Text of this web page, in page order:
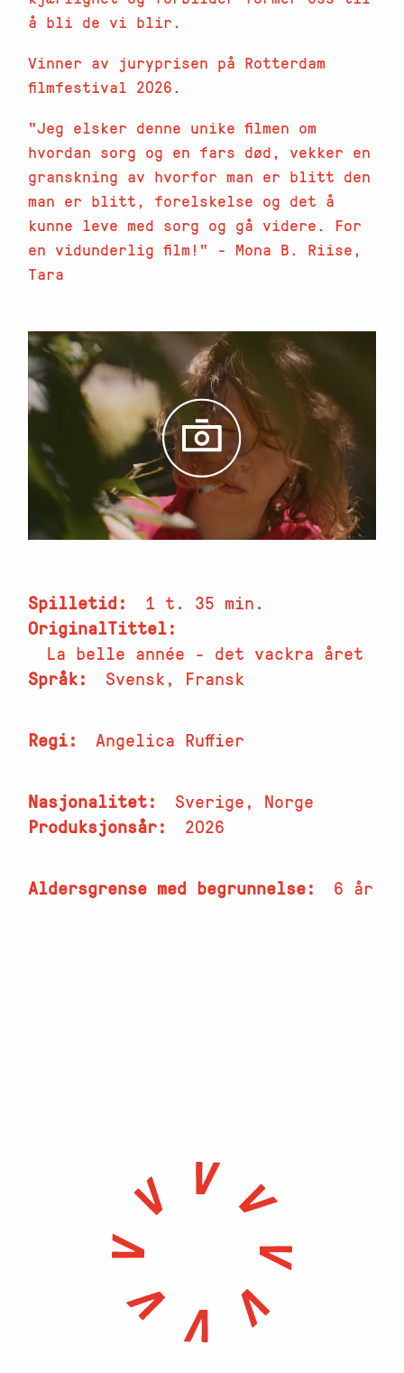
å bli de vi blir.
Vinner av juryprisen på Rotterdam
filmfestival 2026.
"Jeg elsker denne unike filmen om
hvordan sorg og en fars død, vekker en
granskning av hvorfor man er blitt den
man er blitt, forelskelse og det å
kunne leve med sorg og gå videre. For
en vidunderlig film!" - Mona B. Riise,
Tara
Spilletid
1 t. 35 min.
OriginalTittel
La belle année - det vackra året
Språk
Svensk, Fransk
Regi Angelica Ruffier
Nasjonalitet
Sverige, Norge
Produksjonsår
2026
Aldersgrense med begrunnelse 6 år